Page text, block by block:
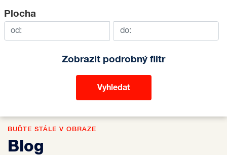
Plocha
Zobrazit podrobný filtr
BUĎTE STÁLE V OBRAZE
Blog